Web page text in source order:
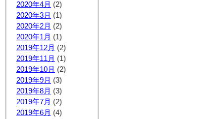
2020年4月 (2)
2020年3月 (1)
2020年2月 (2)
2020年1月 (1)
2019年12月 (2)
2019年11月 (1)
2019年10月 (2)
2019年9月 (3)
2019年8月 (3)
2019年7月 (2)
2019年6月 (4)